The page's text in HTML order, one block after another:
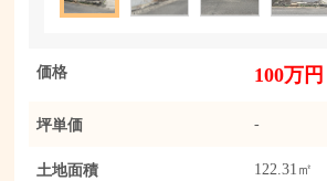
価格 100万円
坪単価 -
土地面積 122.31㎡